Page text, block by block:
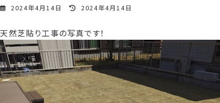
2024年4月14日
最
新
日
時
:
2024年4月14日
天然芝貼り工事の写真です！